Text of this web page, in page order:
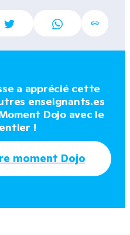
a apprécié cette
enseignants.es
Dojo avec le
!
moment Dojo